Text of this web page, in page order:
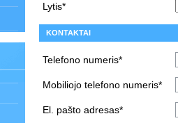
Lytis*
KONTAKTAI
Telefono numeris*
Mobiliojo telefono numeris*
El. pašto adresas*